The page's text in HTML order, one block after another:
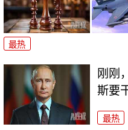
最热
刚刚
斯要
最热